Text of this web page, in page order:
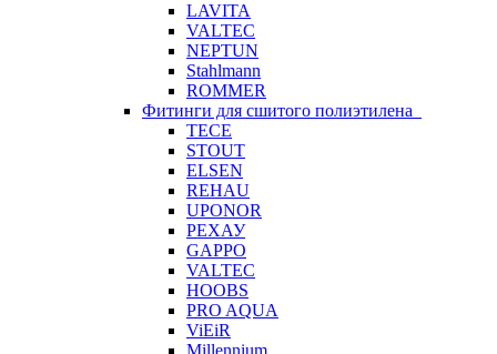
LAVITA
VALTEC
NEPTUN
Stahlmann
ROMMER
Фитинги для сшитого полиэтилена
TECE
STOUT
ELSEN
REHAU
UPONOR
РЕХАУ
GAPPO
VALTEC
HOOBS
PRO AQUA
ViEiR
Millennium